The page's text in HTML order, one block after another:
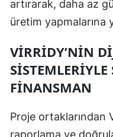
artırarak, daha az
üretim yapmalarına
VIRRIDY’NIN
FINANSMAN
Proje ortaklarından
raporlama ve